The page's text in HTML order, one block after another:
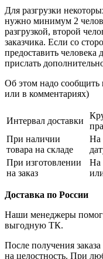
Для разгрузки
нужно минимум 2
разгрузкой, второй
заказчика. Если со
предоставить
прислать
Об этом надо сообщить
или в комментариях)
Интервал доставки
При наличии
товара на складе
На
При изготовлении
на заказ
На
Доставка по России
Наши менеджеры
выгодную ТК.
После получения
на целостность. При